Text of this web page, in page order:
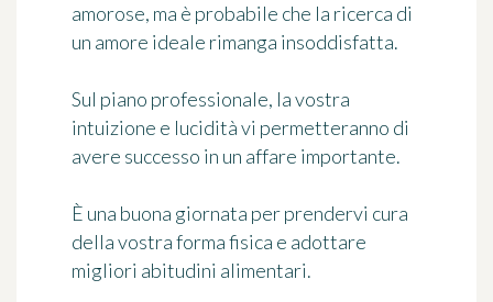
amorose, ma è probabile che la ricerca di
un amore ideale rimanga insoddisfatta.
Sul piano professionale, la vostra
intuizione e lucidità vi permetteranno di
avere successo in un affare importante.
È una buona giornata per prendervi cura
della vostra forma fisica e adottare
migliori abitudini alimentari.